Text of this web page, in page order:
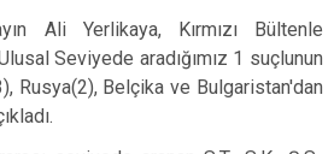
Ali Yerlikaya, Kırmızı Bültenle
Seviyede aradığımız 1 suçlunun
Rusya(2), Belçika ve Bulgaristan'dan